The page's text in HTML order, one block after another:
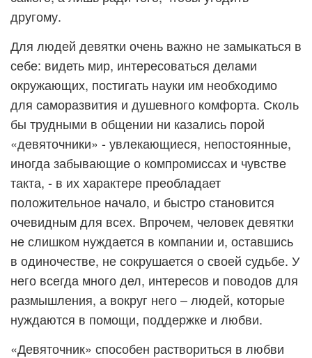
другому.
Для людей девятки очень важно не замыкаться в
себе: видеть мир, интересоваться делами
окружающих, постигать науки им необходимо
для саморазвития и душевного комфорта. Сколь
бы трудными в общении ни казались порой
«девяточники» - увлекающиеся, непостоянные,
иногда забывающие о компромиссах и чувстве
такта, - в их характере преобладает
положительное начало, и быстро становится
очевидным для всех. Впрочем, человек девятки
не слишком нуждается в компании и, оставшись
в одиночестве, не сокрушается о своей судьбе. У
него всегда много дел, интересов и поводов для
размышления, а вокруг него – людей, которые
нуждаются в помощи, поддержке и любви.
«Девяточник» способен раствориться в любви